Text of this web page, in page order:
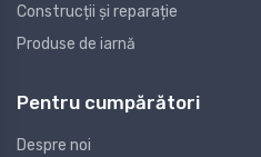
Construcții și reparație
Produse de iarnă
Pentru cumpărători
Despre noi